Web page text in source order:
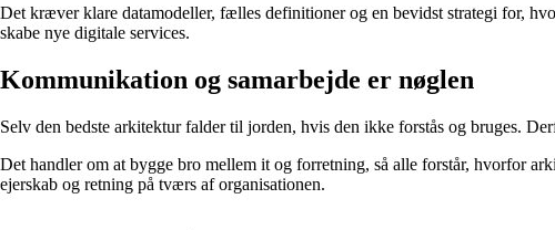
Det kræver klare datamodeller, fælles definitioner og en bevidst strategi for,
skabe nye digitale services.
Kommunikation og samarbejde er nøglen
Selv den bedste arkitektur falder til jorden, hvis den ikke forstås og bruges.
Det handler om at bygge bro mellem it og forretning, så alle forstår, hvorfor
ejerskab og retning på tværs af organisationen.